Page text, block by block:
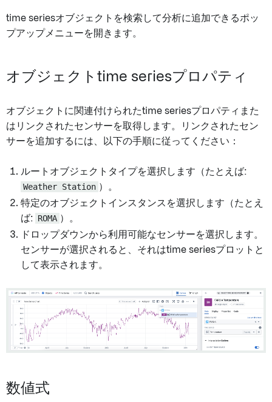
time seriesオブジェクトを検索して分析に追加できるポッ
プアップメニューを開きます。
オブジェクトtime seriesプロパティ
オブジェクトに関連付けられたtime seriesプロパティまた
はリンクされたセンサーを取得します。リンクされたセン
サーを追加するには、以下の手順に従ってください：
ルートオブジェクトタイプを選択します（たとえば:
Weather Station ）。
特定のオブジェクトインスタンスを選択します（たとえ
ば: ROMA ）。
ドロップダウンから利用可能なセンサーを選択します。
センサーが選択されると、それはtime seriesプロットと
して表示されます。
数値式